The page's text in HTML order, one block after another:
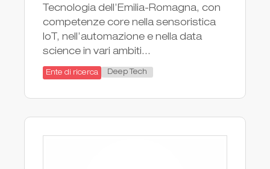
Tecnologia dell’Emilia-Romagna, con
competenze core nella sensoristica
IoT, nell’automazione e nella data
science in vari ambiti...
Ente di ricerca Deep Tech